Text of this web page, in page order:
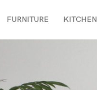
FURNITURE KITCHEN